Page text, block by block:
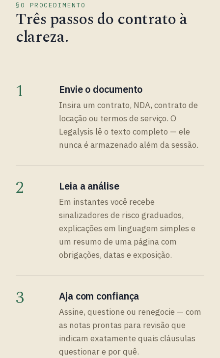
O PROCEDIMENTO
Três passos do contrato à
clareza.
1 Envie o documento
Insira um contrato, NDA, contrato de
locação ou termos de serviço. O
Legalysis lê o texto completo — ele
nunca é armazenado além da sessão.
2 Leia a análise
Em instantes você recebe
sinalizadores de risco graduados,
explicações em linguagem simples e
um resumo de uma página com
obrigações, datas e exposição.
3 Aja com confiança
Assine, questione ou renegocie — com
as notas prontas para revisão que
indicam exatamente quais cláusulas
questionar e por quê.